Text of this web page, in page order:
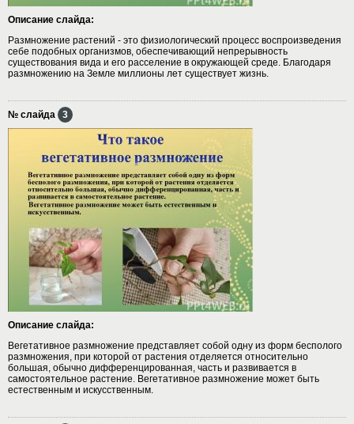
Описание слайда:
Размножение растений - это физиологический процесс воспроизведения
себе подобных организмов, обеспечивающий непрерывность
существования вида и его расселение в окружающей среде. Благодаря
размножению на Земле миллионы лет существует жизнь.
№ слайда 3
Описание слайда:
Вегетативное размножение представляет собой одну из форм бесполого
размножения, при которой от растения отделяется относительно
большая, обычно дифференцированная, часть и развивается в
самостоятельное растение. Вегетативное размножение может быть
естественным и искусственным.